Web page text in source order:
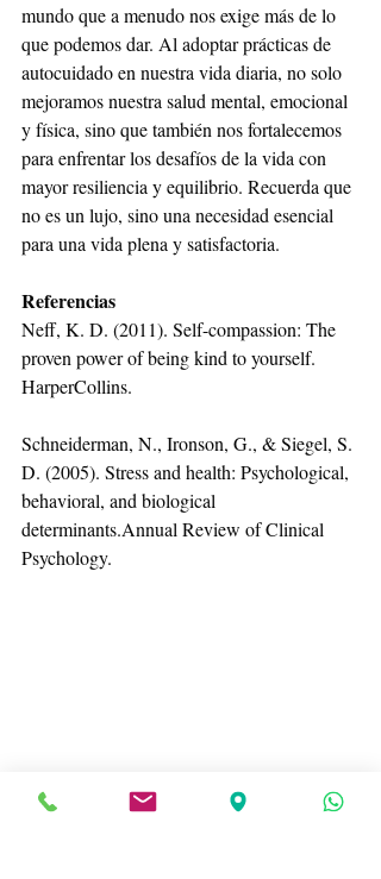
mundo que a menudo nos exige más de lo
que podemos dar. Al adoptar prácticas de
autocuidado en nuestra vida diaria, no solo
mejoramos nuestra salud mental, emocional
y física, sino que también nos fortalecemos
para enfrentar los desafíos de la vida con
mayor resiliencia y equilibrio. Recuerda que
no es un lujo, sino una necesidad esencial
para una vida plena y satisfactoria.
Referencias
Neff, K. D. (2011). Self-compassion: The
proven power of being kind to yourself.
HarperCollins.
Schneiderman, N., Ironson, G., & Siegel, S.
D. (2005). Stress and health: Psychological,
behavioral, and biological
determinants.Annual Review of Clinical
Psychology.